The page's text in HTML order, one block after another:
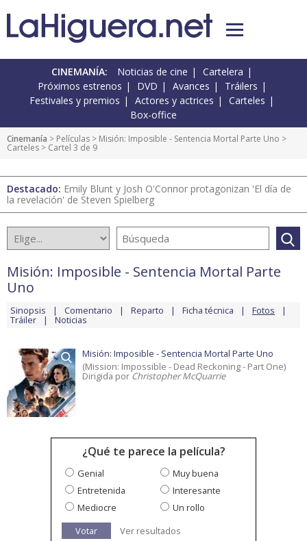
CINEMANÍA: Noticias de cine
Cartelera
Próximos estrenos
DVD Avances
Tráilers
Festivales y premios
Actores y actrices
Carteles
Box-office
Cinemanía > Películas > Misión: Imposible - Sentencia Mortal Parte Uno >
Carteles > Cartel 3 de 9
Destacado: Emily Blunt y Josh O'Connor protagonizan 'El día de
la revelación' de Steven Spielberg
Misión: Imposible - Sentencia Mortal Parte
Uno
Sinopsis Comentario Reparto Ficha técnica Fotos
Tráiler Noticias
Misión: Imposible - Sentencia Mortal Parte Uno
(Mission: Impossible - Dead Reckoning - Part One)
Dirigida porChristopher McQuarrie
¿Qué te parece la película?
Genial
Muy buena
Entretenida
Interesante
Mediocre
Un rollo
Votar
Ver resultados